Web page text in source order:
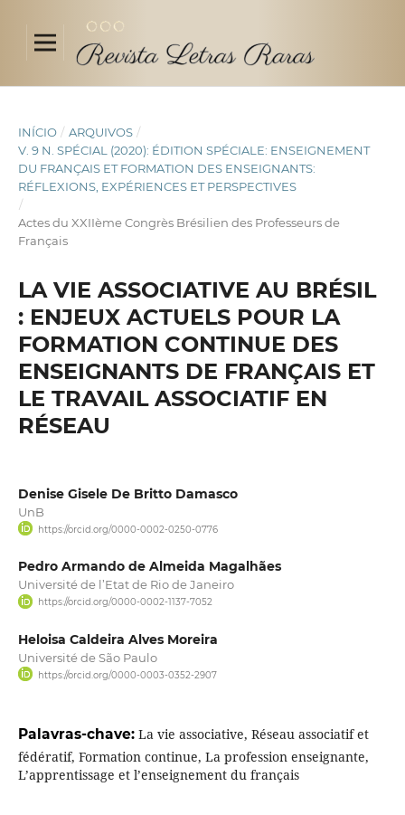
INÍCIO / ARQUIVOS /
V. 9 N. SPÉCIAL (2020): ÉDITION SPÉCIALE: ENSEIGNEMENT
DU FRANÇAIS ET FORMATION DES ENSEIGNANTS:
RÉFLEXIONS, EXPÉRIENCES ET PERSPECTIVES
/
Actes du XXIIème Congrès Brésilien des Professeurs de
Français
LA VIE ASSOCIATIVE AU BRÉSIL
: ENJEUX ACTUELS POUR LA
FORMATION CONTINUE DES
ENSEIGNANTS DE FRANÇAIS ET
LE TRAVAIL ASSOCIATIF EN
RÉSEAU
Denise Gisele De Britto Damasco
UnB
https://orcid.org/0000-0002-0250-0776
Pedro Armando de Almeida Magalhães
Université de l’Etat de Rio de Janeiro
https://orcid.org/0000-0002-1137-7052
Heloisa Caldeira Alves Moreira
Université de São Paulo
https://orcid.org/0000-0003-0352-2907
Palavras-chave: La vie associative, Réseau associatif et
fédératif, Formation continue, La profession enseignante,
L’apprentissage et l’enseignement du français